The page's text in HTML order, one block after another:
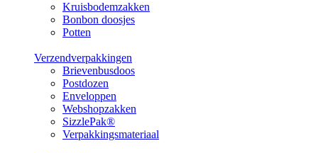
Kruisbodemzakken
Bonbon doosjes
Potten
Verzendverpakkingen
Brievenbusdoos
Postdozen
Enveloppen
Webshopzakken
SizzlePak®
Verpakkingsmateriaal